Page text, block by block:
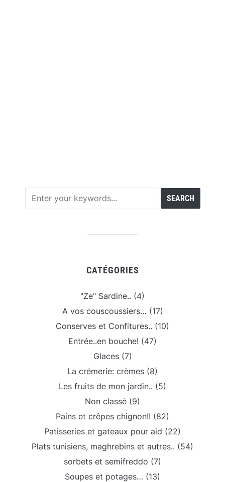
CATÉGORIES
"Ze" Sardine.. (4)
A vos couscoussiers… (17)
Conserves et Confitures.. (10)
Entrée..en bouche! (47)
Glaces(7)
La crémerie: crèmes (8)
Les fruits de mon jardin.. (5)
Non classé (9)
Pains et crêpes chignon!! (82)
Patisseries et gateaux pour aid (22)
Plats tunisiens, maghrebins et autres.. (54)
sorbets et semifreddo (7)
Soupes et potages… (13)